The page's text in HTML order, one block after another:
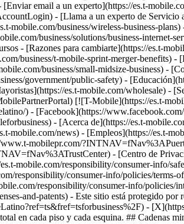
email a un experto](https://es.t-
- [Llama a un experto de Servicio
mobile.com/business/wireless-business-
business/solutions/business-internet-
- [Razones para cambiarte](https://es.t-
business/t-mobile-sprint-merger-benefits)
business/small-midsize-business) -
government/public-safety) -
es.t-mobile.com/wholesale) -
[![T-Mobile](https://es.t-
) - [Facebook](https://
- [Acerca de](https://es.t-
news) - [Empleos](https://es.t-
mobilepr.com/
- [Centro de
mobile.com/responsibility/consumer-info/
responsibility/consumer-info/policies/terms-
responsibility/consumer-info/policies/
and-patents) - Este sitio está protegido
-
cada piso y cada esquina. ## Cadenas